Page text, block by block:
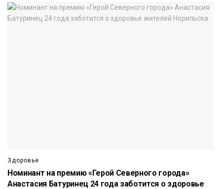
Здоровье
Номинант на премию «Герой Северного города»
Анастасия Батуринец 24 года заботится о здоровье